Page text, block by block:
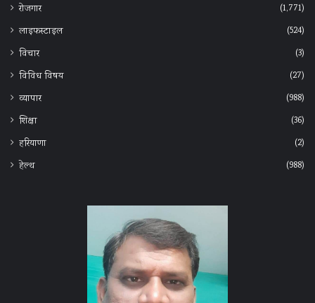
रोजगार
(1,771)
लाइफस्टाइल
(524)
विचार
(3)
विविध विषय
(27)
व्यापार
(988)
शिक्षा
(36)
हरियाणा
(2)
हेल्‍थ
(988)